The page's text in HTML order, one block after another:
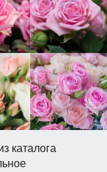
каталога